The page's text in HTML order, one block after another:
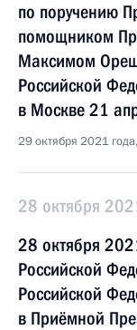
по поручению
помощником
Максимом
Российской
в Москве 21
29 октября 2021
28 октября
28 октября
Российской
Российской
в Приёмной